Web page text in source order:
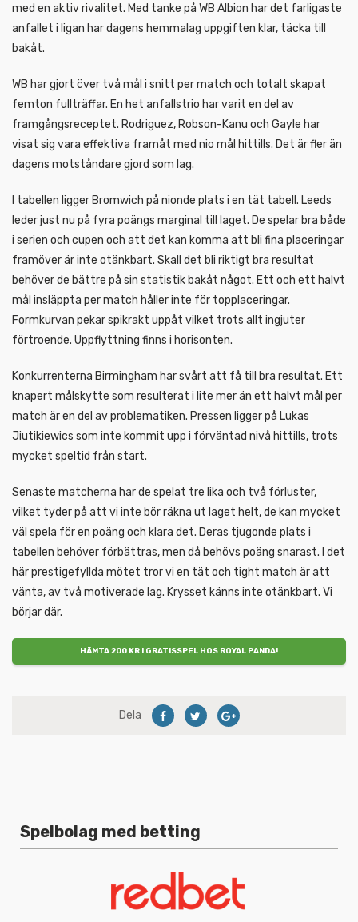
med en aktiv rivalitet. Med tanke på WB Albion har det farligaste
anfallet i ligan har dagens hemmalag uppgiften klar, täcka till
bakåt.
WB har gjort över två mål i snitt per match och totalt skapat
femton fullträffar. En het anfallstrio har varit en del av
framgångsreceptet. Rodriguez, Robson-Kanu och Gayle har
visat sig vara effektiva framåt med nio mål hittills. Det är fler än
dagens motståndare gjord som lag.
I tabellen ligger Bromwich på nionde plats i en tät tabell. Leeds
leder just nu på fyra poängs marginal till laget. De spelar bra både
i serien och cupen och att det kan komma att bli fina placeringar
framöver är inte otänkbart. Skall det bli riktigt bra resultat
behöver de bättre på sin statistik bakåt något. Ett och ett halvt
mål insläppta per match håller inte för topplaceringar.
Formkurvan pekar spikrakt uppåt vilket trots allt ingjuter
förtroende. Uppflyttning finns i horisonten.
Konkurrenterna Birmingham har svårt att få till bra resultat. Ett
knapert målskytte som resulterat i lite mer än ett halvt mål per
match är en del av problematiken. Pressen ligger på Lukas
Jiutikiewics som inte kommit upp i förväntad nivå hittills, trots
mycket speltid från start.
Senaste matcherna har de spelat tre lika och två förluster,
vilket tyder på att vi inte bör räkna ut laget helt, de kan mycket
väl spela för en poäng och klara det. Deras tjugonde plats i
tabellen behöver förbättras, men då behövs poäng snarast. I det
här prestigefyllda mötet tror vi en tät och tight match är att
vänta, av två motiverade lag. Krysset känns inte otänkbart. Vi
börjar där.
HÄMTA 200 KR I GRATISSPEL HOS ROYAL PANDA!
Dela
Spelbolag med betting